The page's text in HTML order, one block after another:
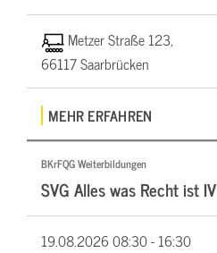
Metzer Straße 123,
66117 Saarbrücken
MEHR ERFAHREN
BKrFQG Weiterbildungen
SVG Alles was Recht ist IV
19.08.202608:30 - 16:30